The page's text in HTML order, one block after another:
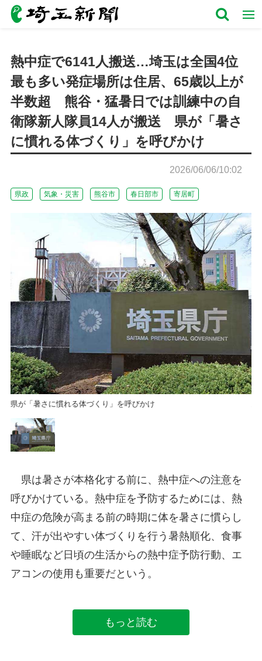
熱中症で6141人搬送…埼玉は全国4位
最も多い発症場所は住居、65歳以上が
半数超 熊谷・猛暑日では訓練中の自
衛隊新人隊員14人が搬送 県が「暑さ
に慣れる体づくり」を呼びかけ
2026/06/06/10:02
県政 気象・災害 熊谷市 春日部市 寄居町
県が「暑さに慣れる体づくり」を呼びかけ
県は暑さが本格化する前に、熱中症への注意を
呼びかけている。熱中症を予防するためには、熱
中症の危険が高まる前の時期に体を暑さに慣らし
て、汗が出やすい体づくりを行う暑熱順化、食事
や睡眠など日頃の生活からの熱中症予防行動、エ
アコンの使用も重要だという。
もっと読む